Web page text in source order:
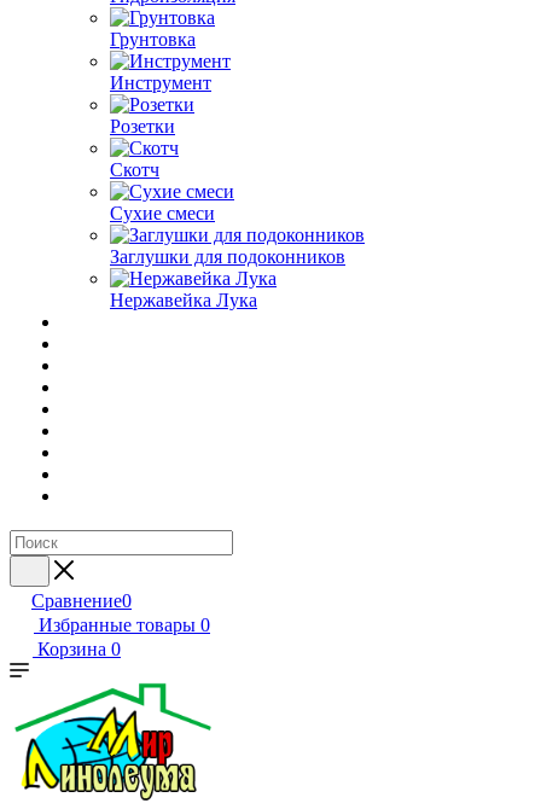
Грунтовка
Инструмент
Розетки
Скотч
Сухие смеси
Заглушки для подоконников
Нержавейка Лука
Сравнение0
Избранные товары 0
Корзина 0